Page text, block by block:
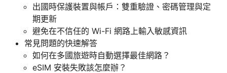
出國時保護裝置與帳戶：雙重驗證、密碼管理與定
期更新
避免在不信任的 Wi-Fi 網路上輸入敏感資訊
常見問題的快速解答
如何在多國旅遊時自動選擇最佳網路？
eSIM 安裝失敗該怎麼辦？